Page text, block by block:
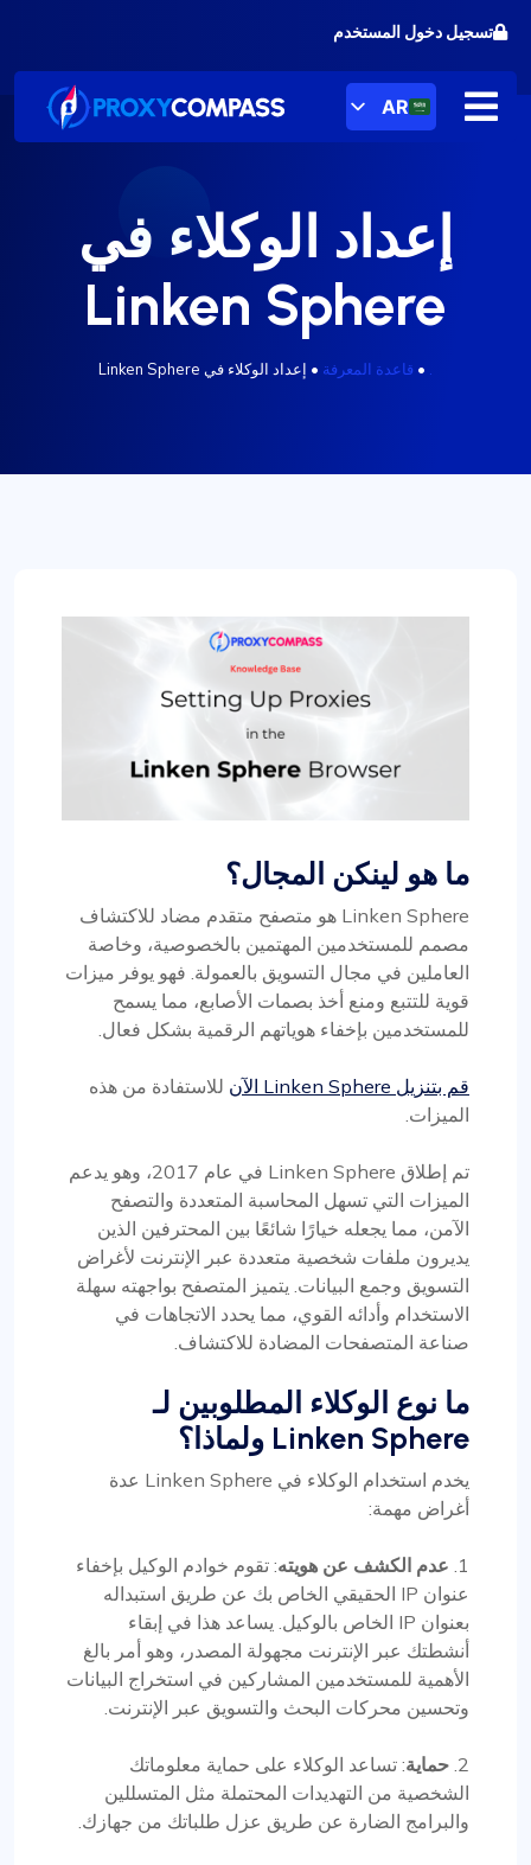
الى
المحتوى
تسجيل دخول المستخدم
AR
إعداد الوكلاء في
Linken Sphere
• قاعدة المعرفة • إعداد الوكلاء في Linken Sphere
ما هو لينكن المجال؟
Linken Sphere هو متصفح متقدم مضاد للاكتشاف
مصمم للمستخدمين المهتمين بالخصوصية، وخاصة
العاملين في مجال التسويق بالعمولة. فهو يوفر ميزات
قوية للتتبع ومنع أخذ بصمات الأصابع، مما يسمح
للمستخدمين بإخفاء هوياتهم الرقمية بشكل فعال.
قم بتنزيل Linken Sphere الآن
للاستفادة من هذه
الميزات.
تم إطلاق Linken Sphere في عام 2017، وهو يدعم
الميزات التي تسهل المحاسبة المتعددة والتصفح
الآمن، مما يجعله خيارًا شائعًا بين المحترفين الذين
يديرون ملفات شخصية متعددة عبر الإنترنت لأغراض
التسويق وجمع البيانات. يتميز المتصفح بواجهته سهلة
الاستخدام وأدائه القوي، مما يحدد الاتجاهات في
صناعة المتصفحات المضادة للاكتشاف.
ما نوع الوكلاء المطلوبين لـ
Linken Sphere ولماذا؟
يخدم استخدام الوكلاء في Linken Sphere عدة
أغراض مهمة:
1. عدم الكشف عن هويته: تقوم خوادم الوكيل بإخفاء
عنوان IP الحقيقي الخاص بك عن طريق استبداله
بعنوان IP الخاص بالوكيل. يساعد هذا في إبقاء
أنشطتك عبر الإنترنت مجهولة المصدر، وهو أمر بالغ
الأهمية للمستخدمين المشاركين في استخراج البيانات
وتحسين محركات البحث والتسويق عبر الإنترنت.
2. حماية: تساعد الوكلاء على حماية معلوماتك
الشخصية من التهديدات المحتملة مثل المتسللين
والبرامج الضارة عن طريق عزل طلباتك من جهازك.